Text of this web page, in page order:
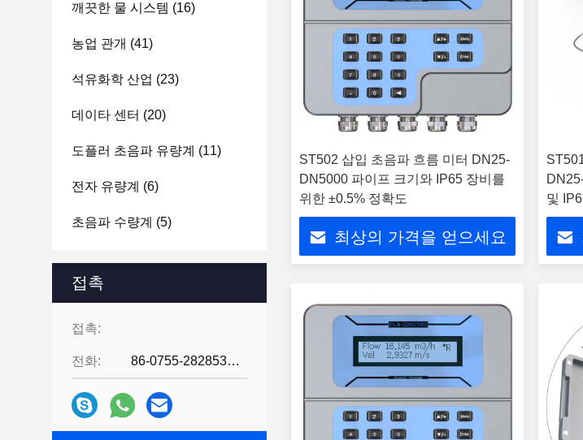
깨끗한 물 시스템 (16)
농업 관개 (41)
석유화학 산업 (23)
데이타 센터 (20)
도플러 초음파 유량계 (11)
전자 유량계 (6)
초음파 수량계 (5)
접촉
접촉:
전화: 86-0755-28285391
ST502 삽입 초음파 흐름 미터 DN25-
DN5000 파이프 크기와 IP65 장비를
위한 ±0.5% 정확도
최상의 가격을 얻으세요
및